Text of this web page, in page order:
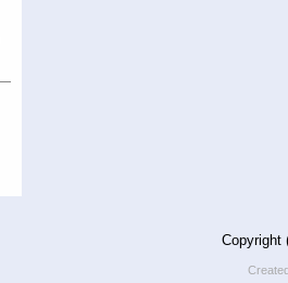
Copyright